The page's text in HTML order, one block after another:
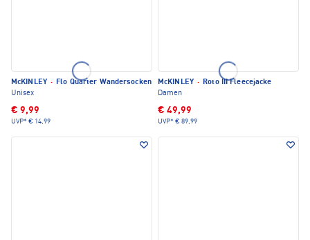
McKINLEY · Flo Quarter Wandersocken
Unisex
€ 9,99
UVP* € 14,99
McKINLEY · Roto III Fleecejacke
Damen
€ 49,99
UVP* € 89,99